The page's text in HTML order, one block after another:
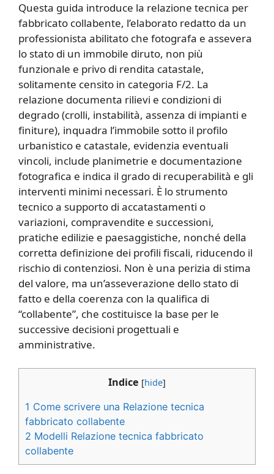
Questa guida introduce la relazione tecnica per
fabbricato collabente, l’elaborato redatto da un
professionista abilitato che fotografa e assevera
lo stato di un immobile diruto, non più
funzionale e privo di rendita catastale,
solitamente censito in categoria F/2. La
relazione documenta rilievi e condizioni di
degrado (crolli, instabilità, assenza di impianti e
finiture), inquadra l’immobile sotto il profilo
urbanistico e catastale, evidenzia eventuali
vincoli, include planimetrie e documentazione
fotografica e indica il grado di recuperabilità e gli
interventi minimi necessari. È lo strumento
tecnico a supporto di accatastamenti o
variazioni, compravendite e successioni,
pratiche edilizie e paesaggistiche, nonché della
corretta definizione dei profili fiscali, riducendo il
rischio di contenziosi. Non è una perizia di stima
del valore, ma un’asseverazione dello stato di
fatto e della coerenza con la qualifica di
“collabente”, che costituisce la base per le
successive decisioni progettuali e
amministrative.
Indice [hide]
1 Come scrivere una Relazione tecnica
fabbricato collabente​
2 Modelli Relazione tecnica fabbricato
collabente​